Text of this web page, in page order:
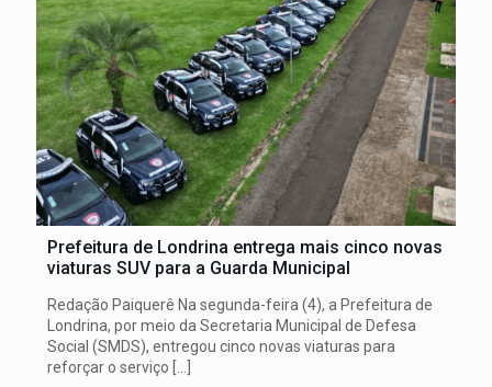
Prefeitura de Londrina entrega mais cinco novas
viaturas SUV para a Guarda Municipal
Redação Paiquerê Na segunda-feira (4), a Prefeitura de
Londrina, por meio da Secretaria Municipal de Defesa
Social (SMDS), entregou cinco novas viaturas para
reforçar o serviço